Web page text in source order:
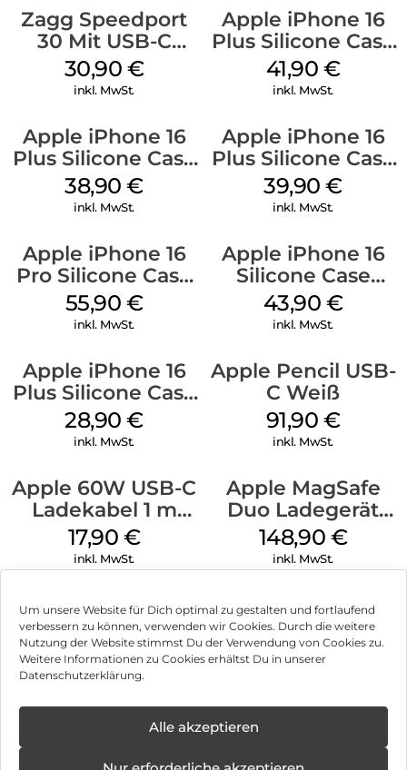
Um unsere Website für Dich optimal zu gestalten und fortlaufend
verbessern zu können, verwenden wir Cookies. Durch die weitere
Nutzung der Website stimmst Du der Verwendung von Cookies zu.
Weitere Informationen zu Cookies erhältst Du in unserer
Datenschutzerklärung.
Alle akzeptieren
Zagg Speedport
30 Mit USB-C
Kabel Weiß
30,90 €
inkl. MwSt.
Apple iPhone 16
Plus Silicone Case
MagSafe Stone
Gray
41,90 €
inkl. MwSt.
Apple iPhone 16
Plus Silicone Case
MagSafe Denim
38,90€
inkl. MwSt.
Apple iPhone 16
Plus Silicone Case
MagSafe Plum
39,90€
inkl. MwSt.
Apple iPhone 16
Pro Silicone Case
MagSafe Stone
Gray
55,90 €
inkl. MwSt.
Apple iPhone 16
Silicone Case
MagSafe Plum
43,90 €
inkl. MwSt.
Apple iPhone 16
Plus Silicone Case
MagSafe Black
28,90€
inkl. MwSt.
Apple Pencil USB-
C Weiß
91,90 €
inkl. MwSt.
Apple 60W USB-C
Ladekabel 1 m
Weiß
17,90 €
inkl. MwSt.
Apple MagSafe
Duo Ladegerät
Weiß
148,90 €
inkl. MwSt.
Impressum
Können wir Dir behilflich sein?